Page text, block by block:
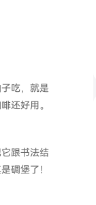
吃，就是
还好用。
跟书法结
碉堡了！